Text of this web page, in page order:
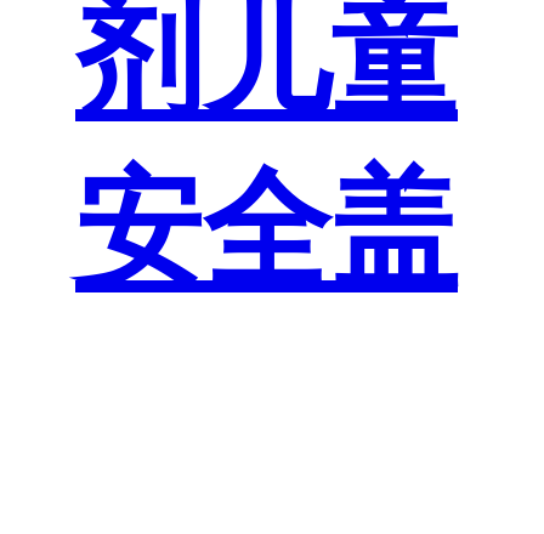
剂儿童
安全盖